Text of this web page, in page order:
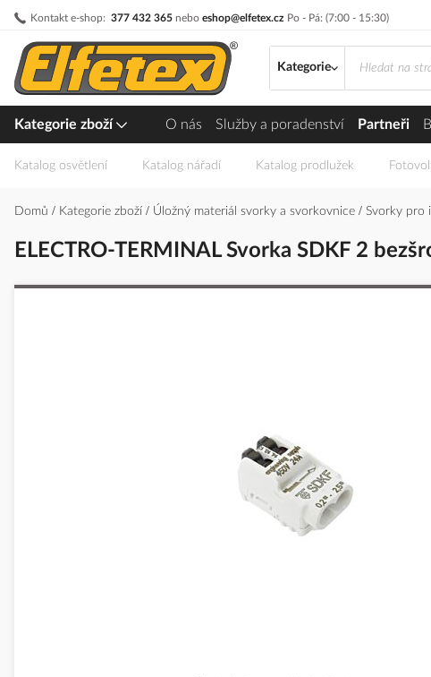
Kontakt e-shop: 377 432 365 nebo eshop@elfetex.cz Po - Pá: (7:00 - 15:30)
Přejít
obsah
Kategorie
Kategorie zboží O nás Služby a poradenství Partneři
Katalog osvětlení Katalog nářadí Katalog prodlužek
Domů Kategorie zboží Úložný materiál svorky a svorkovnice Svorky pro
ELECTRO-TERMINAL Svorka SDKF 2